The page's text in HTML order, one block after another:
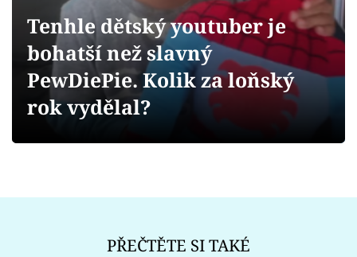
Videa
Sledujte prima+
Tenhle dětský youtuber je
bohatší než slavný
PewDiePie. Kolik za loňský
rok vydělal?
PŘEČTĚTE SI TAKÉ